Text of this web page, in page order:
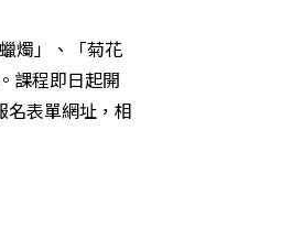
燭」、「菊花
課程即日起開
名表單網址，相